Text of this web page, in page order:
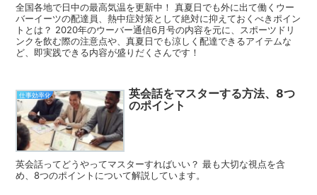
全国各地で日中の最高気温を更新中！ 真夏日でも外に出て働くウー
バーイーツの配達員、熱中症対策として絶対に抑えておくべきポイン
トとは？ 2020年のウーバー通信6月号の内容を元に、スポーツドリ
ンクを飲む際の注意点や、真夏日でも涼しく配達できるアイテムな
ど、即実践できる内容が盛りだくさんです！
仕事効率化
英会話をマスターする方法、8つ
のポイント
英会話ってどうやってマスターすればいい？ 最も大切な視点を含
め、8つのポイントについて解説しています。